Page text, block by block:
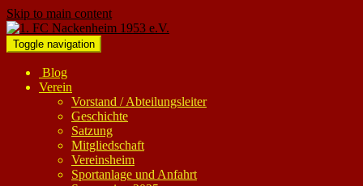
Skip to main content
Toggle navigation
Blog
Verein
Vorstand / Abteilungsleiter
Geschichte
Satzung
Mitgliedschaft
Vereinsheim
Sportanlage und Anfahrt